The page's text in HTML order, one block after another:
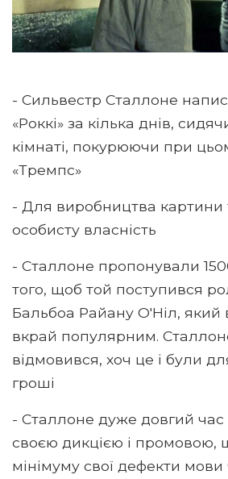
- Сильвестр Сталлоне
«Роккі» за кілька днів,
кімнаті, покурюючи при
«Тремпс»
- Для виробництва картини
особисту власність
- Сталлоне пропонували
того, щоб той поступився
Бальбоа Райану О'Ніл, який
вкрай популярним.
відмовився, хоч це і були
гроші
- Сталлоне дуже довгий
своєю дикцією і промовою,
мінімуму свої дефекти мови